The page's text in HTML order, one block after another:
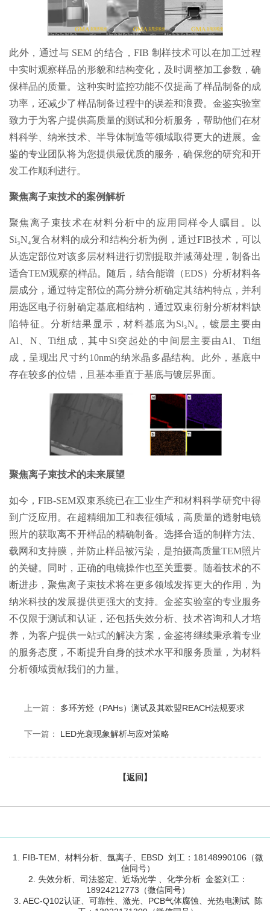
此外，通过与 SEM 的结合，FIB 制样技术可以在加工过程
中实时观察样品的形貌和结构变化，及时调整加工参数，确
保样品的质量。这种实时监控功能不仅提高了样品制备的成
功率，还减少了样品制备过程中的误差和浪费。金鉴实验室
致力于为客户提供高质量的测试和分析服务，帮助他们在材
料科学、纳米技术、半导体制造等领域取得更大的进展。金
鉴的专业团队将为您提供最优质的服务，确保您的研究和开
发工作顺利进行。
聚焦离子束技术的案例解析
聚焦离子束技术在材料分析中的应用同样令人瞩目。以
Si₃N₄复合材料的成分和结构分析为例，通过FIB技术，可以
从选定部位对该多层材料进行切割提取并减薄处理，制备出
适合TEM观察的样品。随后，结合能谱（EDS）分析材料各
层成分，通过特定部位的高分辨分析确定其结构特点，并利
用选区电子衍射确定基底相结构，通过双束衍射分析材料缺
陷特征。分析结果显示，材料基底为Si₃N₄，镀层主要由
Al、N、Ti组成，其中Si突起处的中间层主要由Al、Ti组
成，呈现出尺寸约10nm的纳米晶多晶结构。此外，基底中
存在较多的位错，且基本垂直于基底与镀层界面。
聚焦离子束技术的未来展望
如今，FIB-SEM双束系统已在工业生产和材料科学研究中得
到广泛应用。在超精细加工和表征领域，高质量的透射电镜
照片的获取离不开样品的精确制备。选择合适的制样方法、
载网和支持膜，并防止样品被污染，是拍摄高质量TEM照片
的关键。同时，正确的电镜操作也至关重要。随着技术的不
断进步，聚焦离子束技术将在更多领域发挥更大的作用，为
纳米科技的发展提供更强大的支持。金鉴实验室的专业服务
不仅限于测试和认证，还包括失效分析、技术咨询和人才培
养，为客户提供一站式的解决方案，金鉴将继续秉承着专业
的服务态度，不断提升自身的技术水平和服务质量，为材料
分析领域贡献我们的力量。
上一篇： 多环芳烃（PAHs）测试及其欧盟REACH法规要求
下一篇： LED光衰现象解析与应对策略
【返回】
1. FIB-TEM、材料分析、氩离子、EBSD 刘工：18148990106（微
信同号）
2. 失效分析、司法鉴定、近场光学 、化学分析 金鉴刘工：
18924212773（微信同号）
3. AEC-Q102认证、可靠性、激光、PCB气体腐蚀、光热电测试 陈